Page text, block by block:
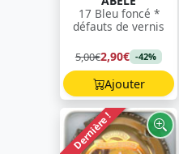
17 Bleu foncé *
défauts de vernis
5,00€2,90€ -42%
Ajouter
Dernière !